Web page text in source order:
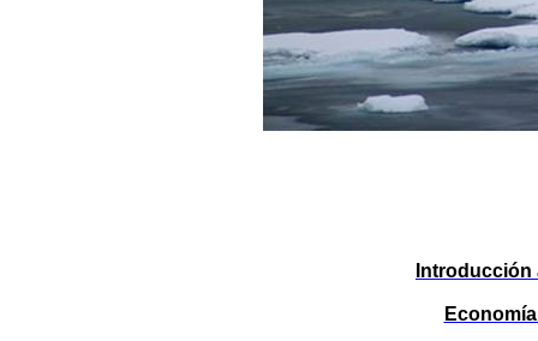
Introducción